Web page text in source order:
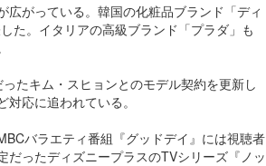
がっている。韓国の化粧品ブランド「ディ
た。イタリアの高級ブランド「プラダ」も
たキム・スヒョンとのモデル契約を更新し
応に追われている。
バラエティ番組『グッドデイ』には視聴者
ったディズニープラスのTVシリーズ『ノッ